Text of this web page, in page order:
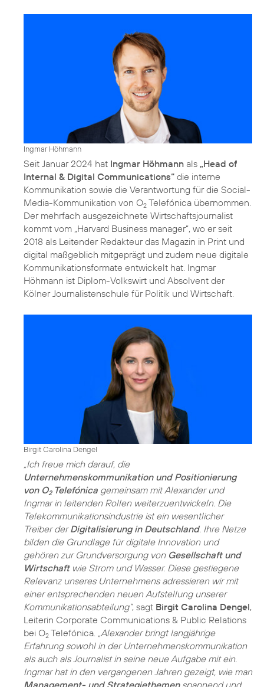
Ingmar Höhmann
Seit Januar 2024 hat Ingmar Höhmann als „Head of
Internal & Digital Communications“ die interne
Kommunikation sowie die Verantwortung für die Social-
Media-Kommunikation von O2 Telefónica übernommen.
Der mehrfach ausgezeichnete Wirtschaftsjournalist
kommt vom „Harvard Business manager“, wo er seit
2018 als Leitender Redakteur das Magazin in Print und
digital maßgeblich mitgeprägt und zudem neue digitale
Kommunikationsformate entwickelt hat. Ingmar
Höhmann ist Diplom-Volkswirt und Absolvent der
Kölner Journalistenschule für Politik und Wirtschaft.
Birgit Carolina Dengel
„Ich freue mich darauf, die
Unternehmenskommunikation und Positionierung
von O2Telefónica gemeinsam mit Alexander und
Ingmar in leitenden Rollen weiterzuentwickeln. Die
Telekommunikationsindustrie ist ein wesentlicher
Treiber derDigitalisierung in Deutschland. Ihre Netze
bilden die Grundlage für digitale Innovation und
gehören zur Grundversorgung von Gesellschaft und
Wirtschaftwie Strom und Wasser. Diese gestiegene
Relevanz unseres Unternehmens adressieren wir mit
einer entsprechenden neuen Aufstellung unserer
Kommunikationsabteilung“, sagt Birgit Carolina Dengel,
Leiterin Corporate Communications & Public Relations
bei O2 Telefónica.
„Alexander bringt langjährige
Erfahrung sowohl in der Unternehmenskommunikation
als auch als Journalist in seine neue Aufgabe mit ein.
Ingmar hat in den vergangenen Jahren gezeigt, wie man
Management- und Strategiethemenspannend und